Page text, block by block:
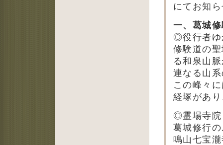
にてお知
一、葛城
◎役行者ゆ
修験道の
る和泉山
連なる山
この峰々
経塚があ
◎霊場寺院
葛城修行
鳴山七宝